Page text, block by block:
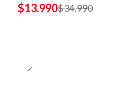
$13.990$34.990